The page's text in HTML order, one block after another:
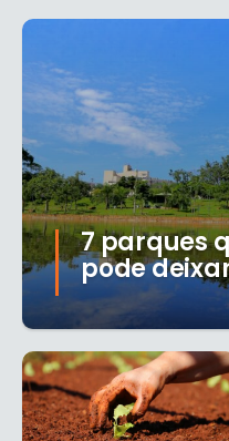
7 parques
pode